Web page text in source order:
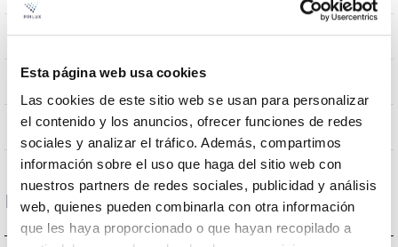
Esta página web usa cookies
Las cookies de este sitio web se usan para personalizar
el contenido y los anuncios, ofrecer funciones de redes
sociales y analizar el tráfico. Además, compartimos
información sobre el uso que haga del sitio web con
nuestros partners de redes sociales, publicidad y análisis
web, quienes pueden combinarla con otra información
que les haya proporcionado o que hayan recopilado a
Dimensiones 1565x82x87mm
Posición de montaje
Empalmable NO
Datos ópticos